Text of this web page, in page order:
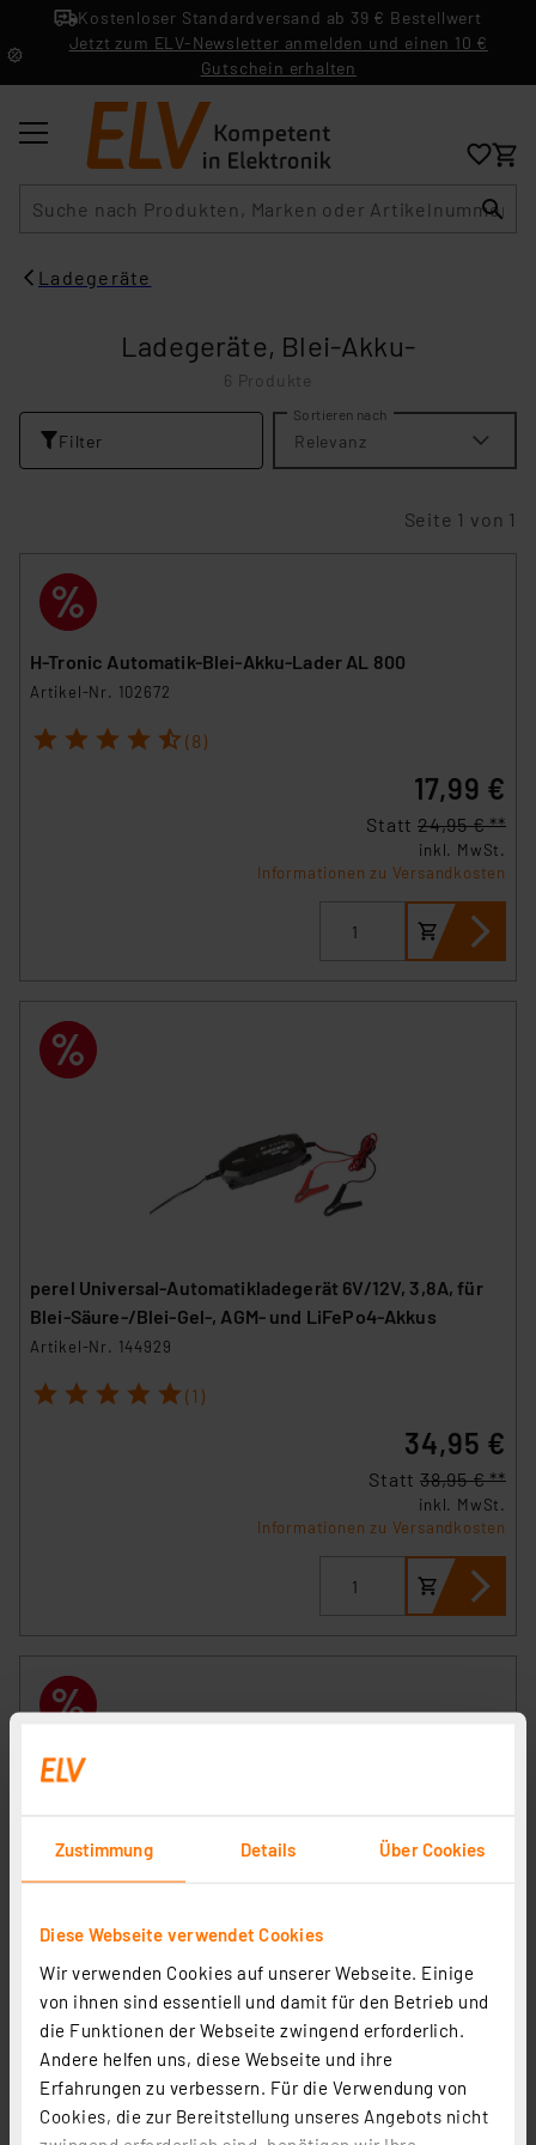
Zustimmung Details Über Cookies
Diese Webseite verwendet Cookies
Wir verwenden Cookies auf unserer Webseite. Einige
von ihnen sind essentiell und damit für den Betrieb und
die Funktionen der Webseite zwingend erforderlich.
Andere helfen uns, diese Webseite und ihre
Erfahrungen zu verbessern. Für die Verwendung von
Cookies, die zur Bereitstellung unseres Angebots nicht
Kostenloser Standardversand ab 39 € Bestellwert
Jetzt zum ELV-Newsletter anmelden und einen 10 €
Gutschein erhalten
Ladegeräte
Ladegeräte, Blei-Akku-
6 Produkte
Filter
Sortieren nach
Relevanz
Seite 1 von 1
H-Tronic Automatik-Blei-Akku-Lader AL 800
Artikel-Nr. 102672
1 2 3 4 5 (8)
17,99 €
Statt 24,95 € **
inkl. MwSt.
Informationen zu Versandkosten
perel Universal-Automatikladegerät 6V/12V, 3,8A, für
Blei-Säure-/Blei-Gel-, AGM- und LiFePo4-Akkus
Artikel-Nr. 144929
1 2 3 4 5 (1)
34,95 €
Statt 38,95 € **
inkl. MwSt.
Informationen zu Versandkosten
Manson 3-Stufen Ladegerät SBC-2110, für Blei-Akkus
2 3
Informationen zu Versandkosten